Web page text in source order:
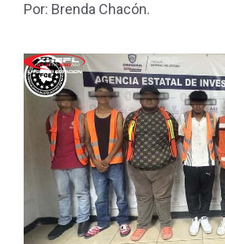
Por: Brenda Chacón.